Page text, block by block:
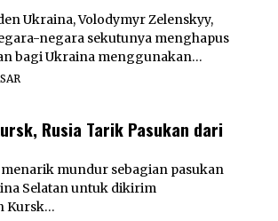
Ukraina, Volodymyr Zelenskyy,
negara sekutunya menghapus
bagi Ukraina menggunakan…
Rusia Tarik Pasukan dari
menarik mundur sebagian pasukan
Selatan untuk dikirim
Kursk…